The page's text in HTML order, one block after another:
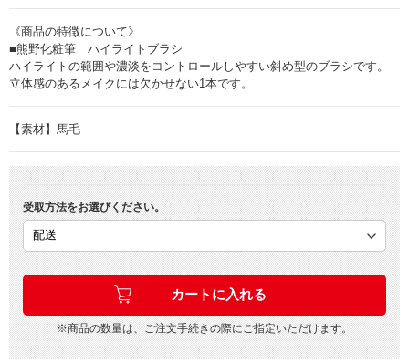
《商品の特徴について》
■熊野化粧筆 ハイライトブラシ
ハイライトの範囲や濃淡をコントロールしやすい斜め型のブラシです。
立体感のあるメイクには欠かせない1本です。
【素材】馬毛
受取方法をお選びください。
※商品の数量は、ご注文手続きの際にご指定いただけます。